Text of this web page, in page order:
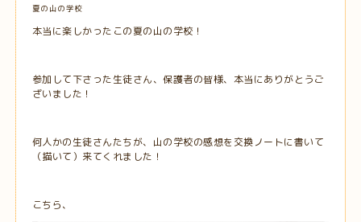
夏の山の学校
本当に楽しかったこの夏の山の学校！
参加して下さった生徒さん、保護者の皆様、本当にありがとうご
ざいました！
何人かの生徒さんたちが、山の学校の感想を交換ノートに書いて
（描いて）来てくれました！
こちら、